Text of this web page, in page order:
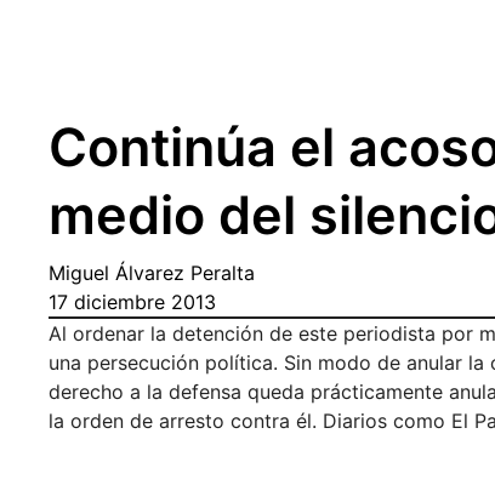
Continúa el
medio del
Miguel Álvarez Peralta
17 diciembre 2013
Al ordenar la detención de este periodista por
una persecución política. Sin modo de anular
derecho a la defensa queda prácticamente
la orden de arresto contra él. Diarios como El